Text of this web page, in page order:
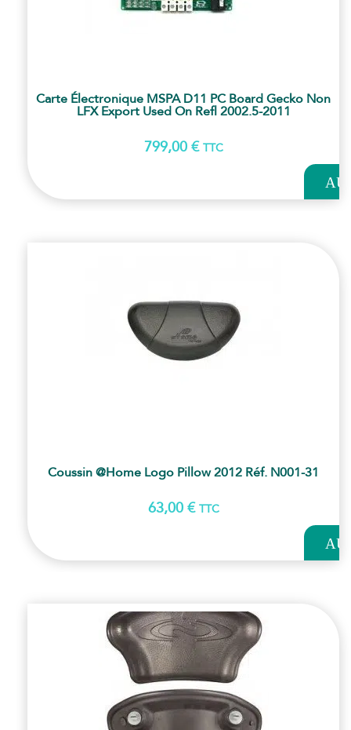
Carte Électronique MSPA D11 PC Board Gecko Non
LFX Export Used On Refl 2002.5-2011
799,00 € TTC
AU
Coussin @home Logo Pillow 2012 Réf. N001-31
63,00 € TTC
AU